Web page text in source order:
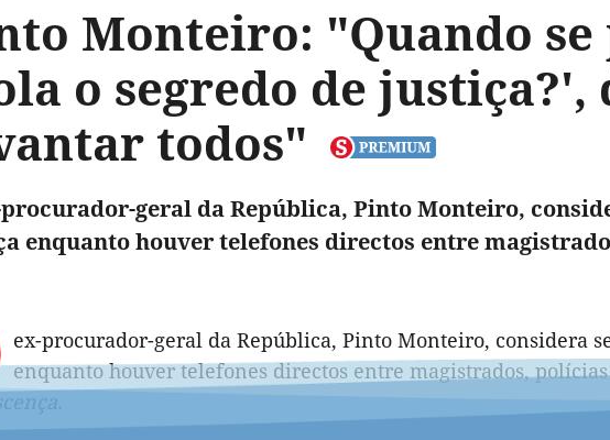
Monteiro: "Quando
o segredo de justiça?',
todos"
procurador-geral da República, Pinto Monteiro,
enquanto houver telefones directos entre
ex-procurador-geral da República, Pinto Monteiro, considera
enquanto houver telefones directos entre magistrados,